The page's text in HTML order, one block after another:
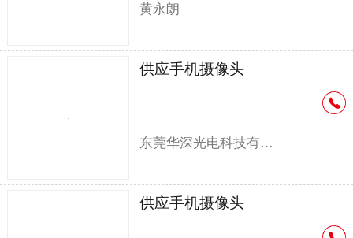
黄永朗
供应手机摄像头
东莞华深光电科技有限公司
供应手机摄像头